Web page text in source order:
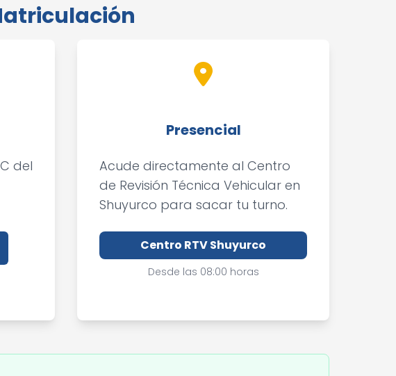
del
Presencial
Acude directamente al Centro
de Revisión Técnica Vehicular en
Shuyurco para sacar tu turno.
Centro RTV Shuyurco
Desde las 08:00 horas